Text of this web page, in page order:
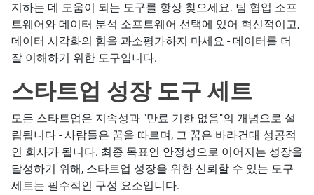
지하는 데 도움이 되는 도구를 항상 찾으세요. 팀 협업 소프
트웨어와 데이터 분석 소프트웨어 선택에 있어 혁신적이고,
데이터 시각화의 힘을 과소평가하지 마세요 - 데이터를 더
잘 이해하기 위한 도구입니다.
스타트업 성장 도구 세트
모든 스타트업은 지속성과 "만료 기한 없음"의 개념으로 설
립됩니다 - 사람들은 꿈을 따르며, 그 꿈은 바라건대 성공적
인 회사가 됩니다. 최종 목표인 안정성으로 이어지는 성장을
달성하기 위해, 스타트업 성장을 위한 신뢰할 수 있는 도구
세트는 필수적인 구성 요소입니다.